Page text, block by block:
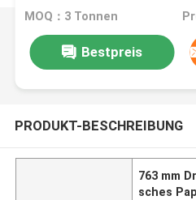
Holographisches Papier
MOQ：3 Tonnen
Bestpreis
PRODUKT-BESCHREIBUNG
763 mm
sches